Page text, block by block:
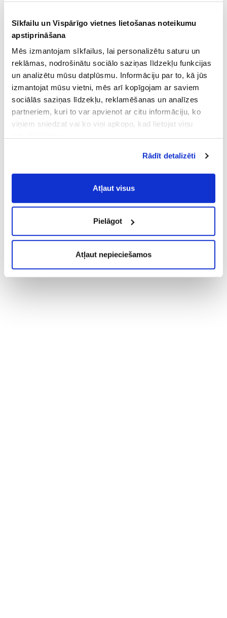
Sīkfailu un Vispārīgo vietnes lietošanas noteikumu
apstiprināšana
Mēs izmantojam sīkfailus, lai personalizētu saturu un
reklāmas, nodrošinātu sociālo saziņas līdzekļu funkcijas
un analizētu mūsu datplūsmu. Informāciju par to, kā jūs
izmantojat mūsu vietni, mēs arī kopīgojam ar saviem
sociālās saziņas līdzekļu, reklamēšanas un analīzes
partneriem, kuri to var apvienot ar citu informāciju, ko
viņiem sniedzat vai ko viņi apkopo, kad lietojat viņu
Vispārīgiem vietnes lietošanas
noteikumiem(saīsināti - VVLN).
Rādīt detalizēti
Atļaut visus
Pielāgot
Atļaut nepieciešamos